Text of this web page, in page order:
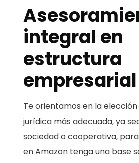
integral en
estructura
empresarial
Te orientamos en la
jurídica más adecuada, ya
sociedad o cooperativa,
en Amazon tenga una base